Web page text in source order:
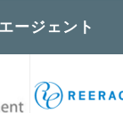
ージェント